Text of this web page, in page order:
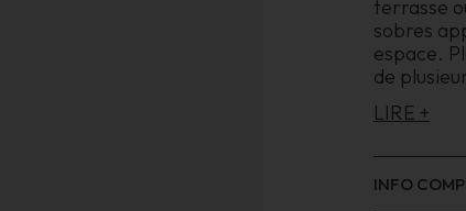
terrasse
sobres
espace.
de
LIRE +
INFO